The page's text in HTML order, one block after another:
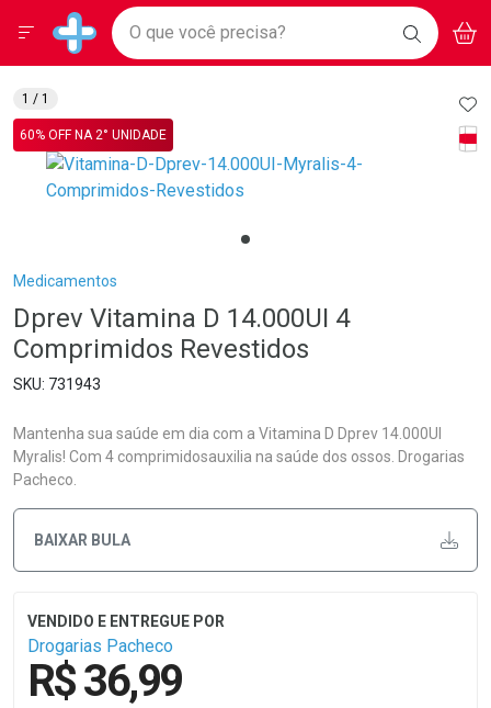
Drogarias Pacheco
Baixe nosso APP e aproveite Ofertas Exclusivas!
BAIXE
O APP
Ir direto para a home
pela página
Ir direto para o conteúdo
Ir direto para a busca
Ir direto para a conta
Ir direto para a ajuda
Ir direto para a notificações
Ir direto para o carrinho
Ir direto para o menu
Faça a sua busca
O que você precisa? BUSCAR
Menu
Breadcrumb
Medicamentos
Dprev Vitamina D 14.000UI 4
Comprimidos Revestidos
731943
Mantenha sua saúde em dia com a Vitamina D Dprev 14.000UI
Myralis! Com 4 comprimidosauxilia na saúde dos ossos. Drogarias
Pacheco.
BAIXAR BULA
Drogarias Pacheco
R$ 36,99
60% OFF NA 2° UNIDADE
1 / 1